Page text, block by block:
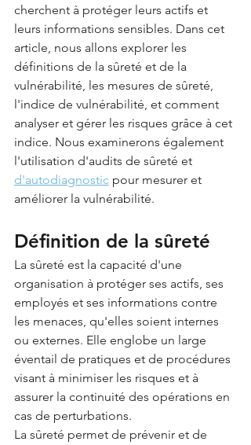
cherchent à protéger leurs actifs et
leurs informations sensibles. Dans cet
article, nous allons explorer les
définitions de la sûreté et de la
vulnérabilité, les mesures de sûreté,
l'indice de vulnérabilité, et comment
analyser et gérer les risques grâce à cet
indice. Nous examinerons également
l'utilisation d'audits de sûreté et
d'autodiagnostic pour mesurer et
améliorer la vulnérabilité.
Définition de la sûreté
La sûreté est la capacité d'une
organisation à protéger ses actifs, ses
employés et ses informations contre
les menaces, qu'elles soient internes
ou externes. Elle englobe un large
éventail de pratiques et de procédures
visant à minimiser les risques et à
assurer la continuité des opérations en
cas de perturbations.
La sûreté permet de prévenir et de